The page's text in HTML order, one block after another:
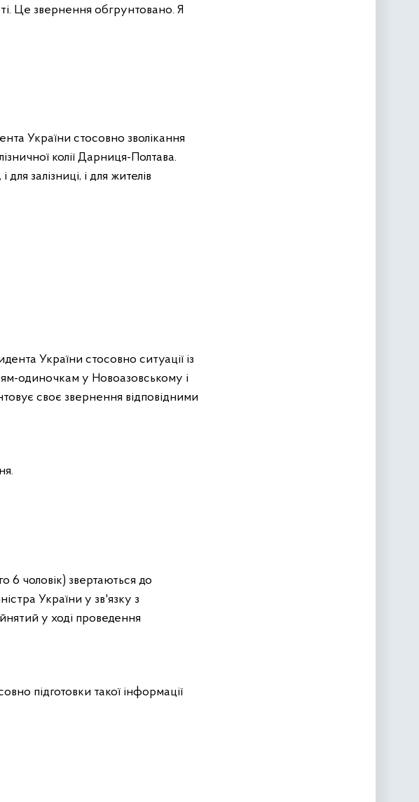
Це звернення обгрунтовано. Я
України стосовно зволікання
колії Дарниця-Полтава.
залізниці, і для жителів
України стосовно ситуації із
одиночкам у Новоазовському і
своє звернення відповідними
6 чоловік) звертаються до
України у зв'язку з
у ході проведення
підготовки такої інформації